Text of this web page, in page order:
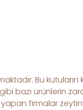
Bu kutuların
bazı ürünlerin
firmalar